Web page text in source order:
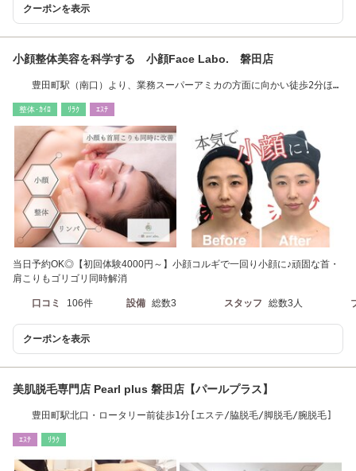
クーポンを表示
小顔整体美容を科学する 小顔Face Labo. 磐田店
豊田町駅（南口）より、業務スーパーアミカの方面に向かい徒歩2分ほど
整体･ｶｲﾛ ﾘﾗｸ ｴｽﾃ
当日予約OK◎【初回体験4000円～】小顔コルギで一回り小顔に♪頑固な首・
肩こりもゴリゴリ同時解消
口コミ 106件 設備 総数3 スタッフ 総数3人
クーポンを表示
美肌脱毛専門店 Pearl plus 磐田店【パールプラス】
豊田町駅北口・ロータリー前徒歩1分[エステ/脇脱毛/脚脱毛/腕脱毛]
ｴｽﾃ ﾘﾗｸ